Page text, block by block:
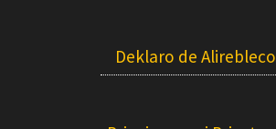
Deklaro de Alirebleco